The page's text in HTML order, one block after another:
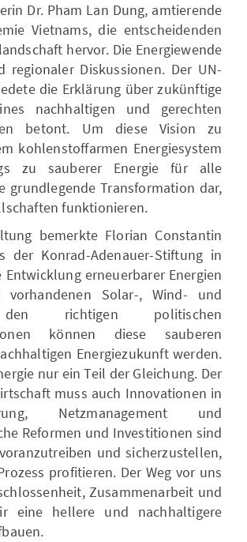
Dr. Pham Lan Dung, amtierende
Vietnams, die entscheidenden
hervor. Die Energiewende
Diskussionen. Der UN-
die Erklärung über zukünftige
nachhaltigen und gerechten
betont. Um diese Vision zu
kohlenstoffarmen Energiesystem
zu sauberer Energie für alle
grundlegende Transformation dar,
funktionieren.
bemerkte Florian Constantin
der Konrad-Adenauer-Stiftung in
erneuerbarer Energien
Solar-, Wind- und
den richtigen politischen
können diese sauberen
Energiezukunft werden.
nur ein Teil der Gleichung. Der
muss auch Innovationen in
Netzmanagement und
Reformen und Investitionen sind
und sicherzustellen,
profitieren. Der Weg vor uns
Zusammenarbeit und
eine hellere und nachhaltigere